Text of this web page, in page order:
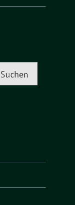
Suchen